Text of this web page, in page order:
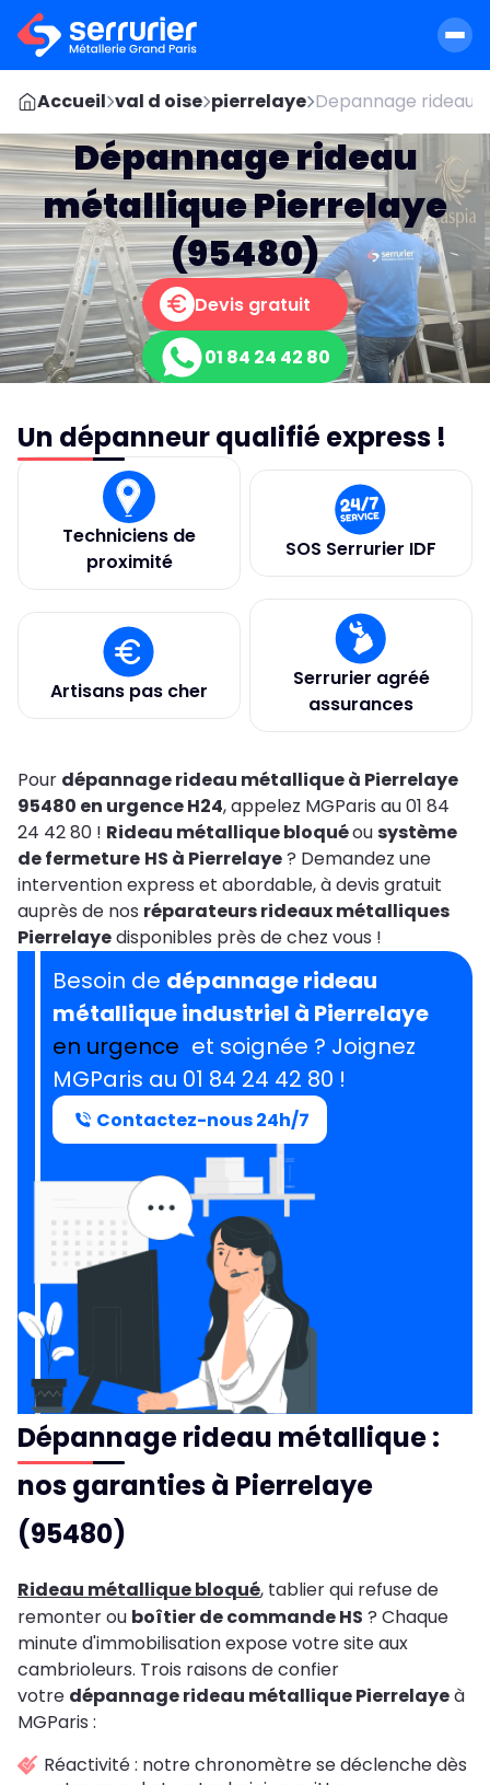
Accueil val d oise pierrelaye Depannage rideau
Dépannage rideau
métallique Pierrelaye
(95480)
Devis gratuit
01 84 24 42 80
Un dépanneur qualifié express !
Techniciens de
proximité
SOS Serrurier IDF
Artisans pas cher
Serrurier agréé
assurances
Pour dépannage rideau métallique à Pierrelaye
95480 en urgence H24, appelez MGParis au 01 84
24 42 80 ! Rideau métallique bloquéousystème
de fermeture HS à Pierrelaye? Demandez une
intervention express et abordable, à devis gratuit
auprès de nos réparateurs rideaux métalliques
Pierrelayedisponibles près de chez vous !
Besoin de dépannage rideau
métallique industriel à Pierrelaye
en urgence et soignée ? Joignez
MGParis au 01 84 24 42 80 !
Contactez-nous 24h/7
Dépannage rideau métallique :
nos garanties à Pierrelaye
(95480)
Rideau métallique bloqué, tablier qui refuse de
remonter ou boîtier de commande HS ? Chaque
minute d'immobilisation expose votre site aux
cambrioleurs. Trois raisons de confier
votre dépannage rideau métallique Pierrelayeà
MGParis :
Réactivité : notre chronomètre se déclenche dès